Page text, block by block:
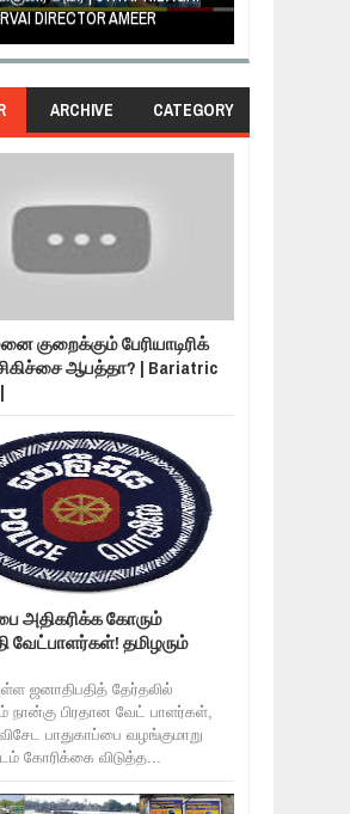
DIRECTOR AMEER
ARCHIVE CATEGORY
குறைக்கும் பேரியாடிரிக்
ஆபத்தா? | Bariatric
அதிகரிக்க கோரும்
வேட்பாளர்கள்! தமிழரும்
ஜனாதிபதித் தேர்தலில்
நான்கு பிரதான வேட் பாளர்கள்,
பாதுகாப்பை வழங்குமாறு
கோரிக்கை விடுத்த...